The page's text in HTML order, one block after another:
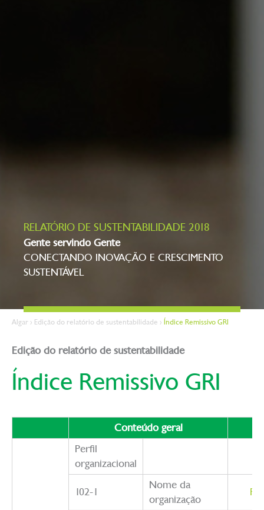
RELATÓRIO DE SUSTENTABILIDADE 2018
Gente servindo Gente
CONECTANDO INOVAÇÃO E CRESCIMENTO
SUSTENTÁVEL
Algar > Edição do relatório de sustentabilidade > Índice Remissivo GRI
Edição do relatório de sustentabilidade
Índice Remissivo GRI
Conteúdo geral
Perfil
organizacional
102-1
Nome da
organização